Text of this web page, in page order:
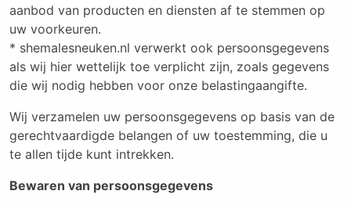
aanbod van producten en diensten af te stemmen op
uw voorkeuren.
* shemalesneuken.nl verwerkt ook persoonsgegevens
als wij hier wettelijk toe verplicht zijn, zoals gegevens
die wij nodig hebben voor onze belastingaangifte.
Wij verzamelen uw persoonsgegevens op basis van de
gerechtvaardigde belangen of uw toestemming, die u
te allen tijde kunt intrekken.
Bewaren van persoonsgegevens